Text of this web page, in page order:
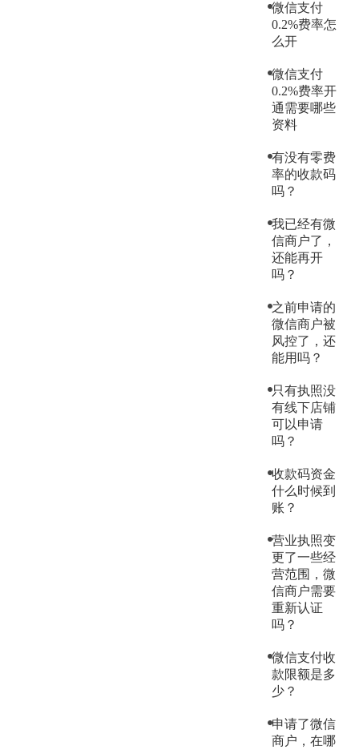
微信支付
0.2%费率怎
么开
微信支付
0.2%费率开
通需要哪些
资料
有没有零费
率的收款码
吗？
我已经有微
信商户了，
还能再开
吗？
之前申请的
微信商户被
风控了，还
能用吗？
只有执照没
有线下店铺
可以申请
吗？
收款码资金
什么时候到
账？
营业执照变
更了一些经
营范围，微
信商户需要
重新认证
吗？
微信支付收
款限额是多
少？
申请了微信
商户，在哪